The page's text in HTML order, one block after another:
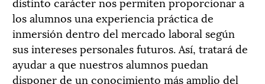
los alumnos una experiencia práctica de
inmersión dentro del mercado laboral según
sus intereses personales futuros. Así, tratará de
ayudar a que nuestros alumnos puedan
disponer de un conocimiento más amplio del